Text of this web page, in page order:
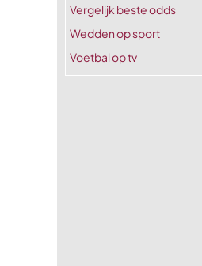
Vergelijk beste odds
Wedden op sport
Voetbal op tv